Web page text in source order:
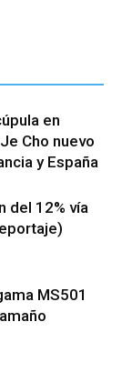
en
Cho nuevo
y España
del 12% vía
MS501